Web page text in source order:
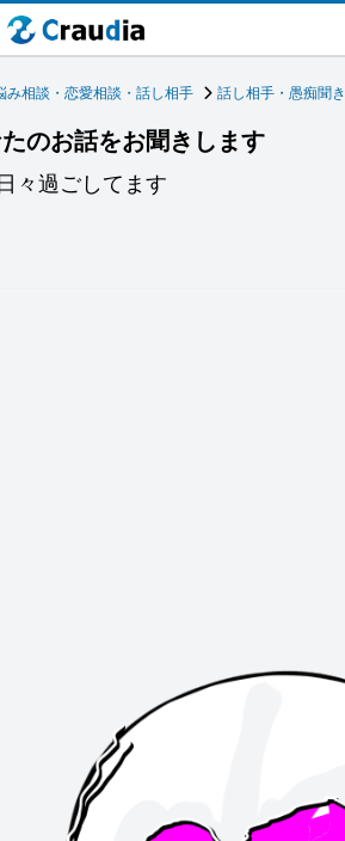
み相談・恋愛相談・話し相手 話し相手・愚痴聞き
のお話をお聞きします
々過ごしてます